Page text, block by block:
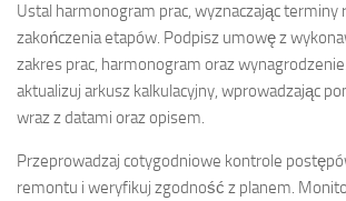
Ustal harmonogram prac, wyznaczając terminy
zakończenia etapów. Podpisz umowę z
zakres prac, harmonogram oraz
aktualizuj arkusz kalkulacyjny, wprowadzając
wraz z datami oraz opisem.
Przeprowadzaj cotygodniowe kontrole
remontu i weryfikuj zgodność z planem.